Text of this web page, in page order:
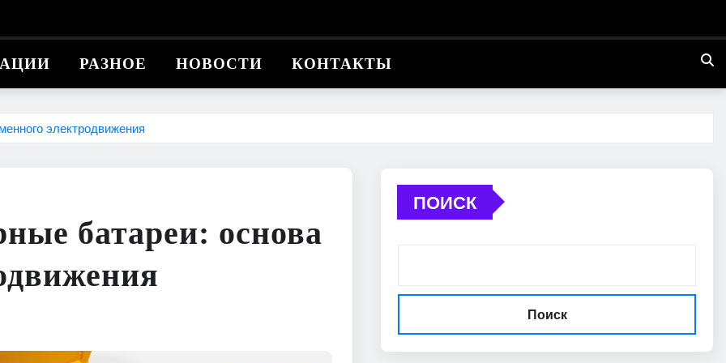
РАЗНОЕ НОВОСТИ КОНТАКТЫ
электродвижения
батареи: основа
ПОИСК
Поиск